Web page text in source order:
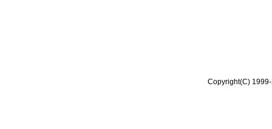
Copyright(C)